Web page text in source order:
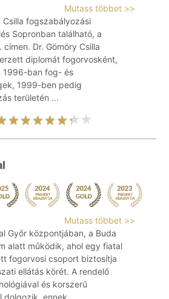
Mutass többet >>
Csilla fogszabályozási
Sopronban található, a
címen. Dr. Gömöry Csilla
diplomát fogorvosként,
1996-ban fog- és
1999-ben pedig
területén ...
Mutass többet >>
Győr központjában, a Buda
alatt működik, ahol egy fiatal
fogorvosi csoport biztosítja
ellátás körét. A rendelő
és korszerű
dolgozik, ennek